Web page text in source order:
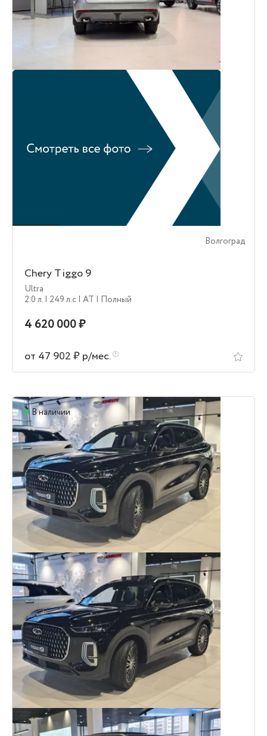
Волгоград
Chery Tiggo 9
Ultra
2.0 л. | 249 л.c | AT | Полный
4 620 000 ₽
от 47 902 ₽ р/мес.
В наличии